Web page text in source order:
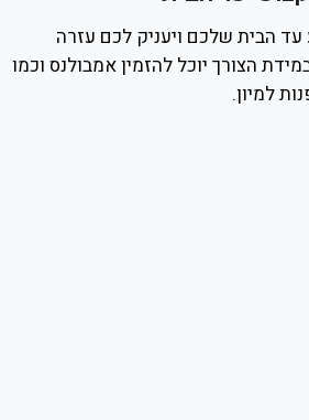
עד הבית שלכם ויעניק לכם עזרה
הצורך יוכל להזמין אמבולנס וכמו
למיון.